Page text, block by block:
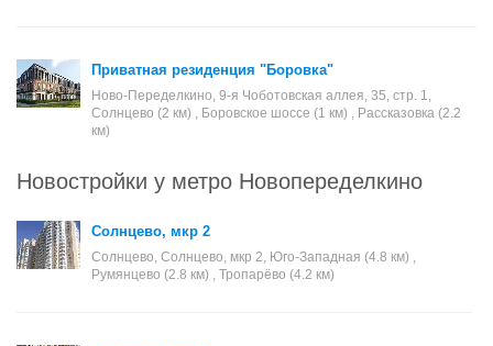
Приватная резиденция "Боровка"
Ново-Переделкино, 9-я Чоботовская аллея, 35, стр. 1,
Солнцево (2 км) , Боровское шоссе (1 км) , Рассказовка (2.2
км)
Новостройки у метро Новопеределкино
Солнцево, мкр 2
Солнцево, Солнцево, мкр 2, Юго-Западная (4.8 км) ,
Румянцево (2.8 км) , Тропарёво (4.2 км)